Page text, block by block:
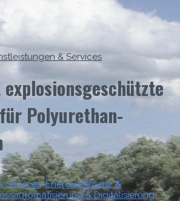
& Services
Polyurethan-
Services,Energieeffizienz &
& Digitalisierung